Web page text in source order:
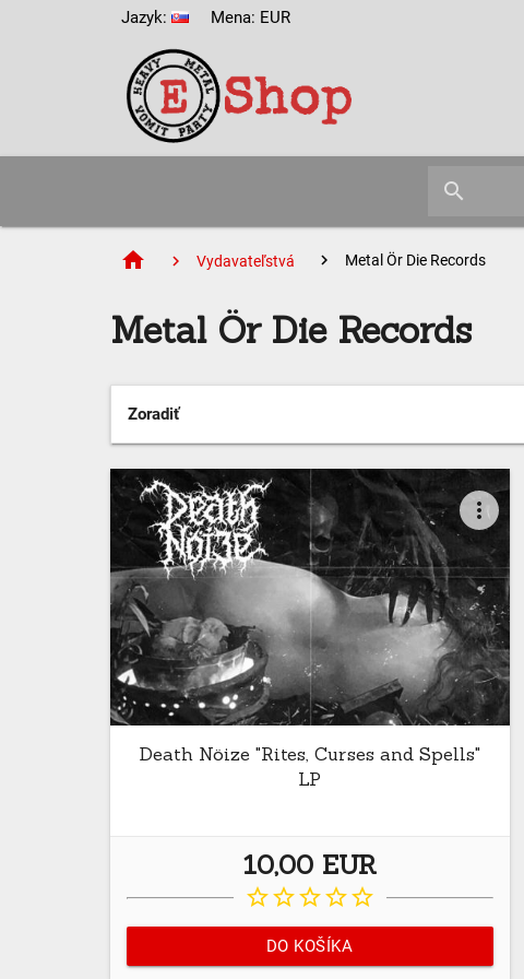
Jazyk: Mena: EUR
search
home Vydavateľstvá Metal Ör Die Records
Metal Ör Die Records
Zoradiť
more_vert
Death Nöize "Rites, Curses and Spells"
LP
10,00 EUR
star_borderstar_borderstar_borderstar_borderstar_border
DO KOŠÍKA